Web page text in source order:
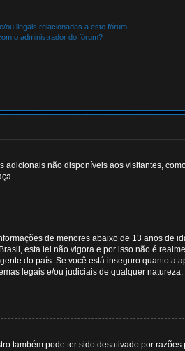
ou ilegais relacionadas a este fórum
o administrador do fórum?
não disponíveis aos visitantes,
de menores abaixo de 13 anos de
esta lei não vigora e por isso não é
do país. Se você está inseguro quanto a
legais e/ou judiciais de qualquer
também pode ter sido desativado por razões